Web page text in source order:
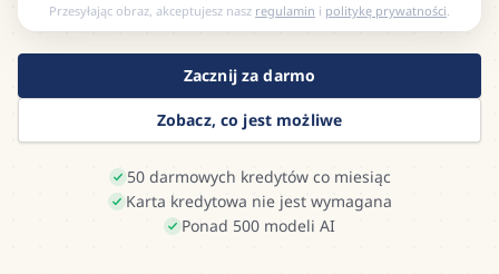
Przesyłając obraz, akceptujesz nasz regulamin i politykę prywatności
Zacznij za darmo
Zobacz, co jest możliwe
50 darmowych kredytów co miesiąc
Karta kredytowa nie jest wymagana
Ponad 500 modeli AI